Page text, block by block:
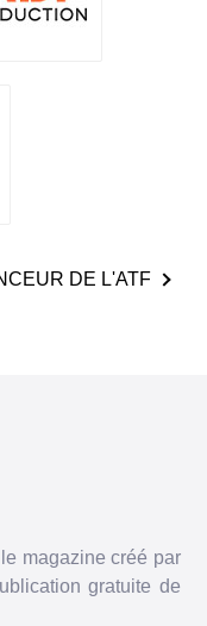
DE L'ATF
le magazine créé par
gratuite de